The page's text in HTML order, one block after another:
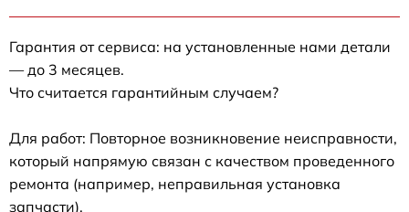
Гарантия от сервиса: на установленные нами детали
— до 3 месяцев.
Что считается гарантийным случаем?
Для работ: Повторное возникновение неисправности,
который напрямую связан с качеством проведенного
ремонта (например, неправильная установка
запчасти).